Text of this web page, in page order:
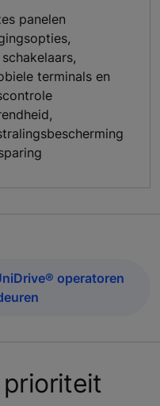
panelen
terminals en
operatoren
prioriteit